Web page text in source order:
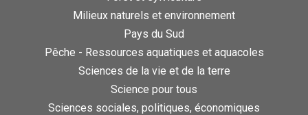
Milieux naturels et environnement
Pays du Sud
Pêche - Ressources aquatiques et aquacoles
Sciences de la vie et de la terre
Science pour tous
Sciences sociales, politiques, économiques